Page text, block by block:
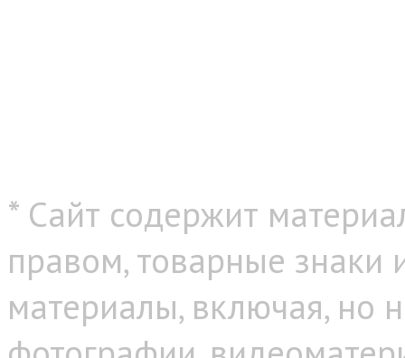
* Сайт содержит
правом, товарные
материалы, включая, но